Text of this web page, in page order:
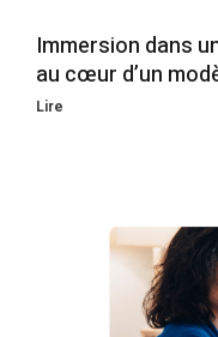
Immersion dans
au cœur d’un
Lire